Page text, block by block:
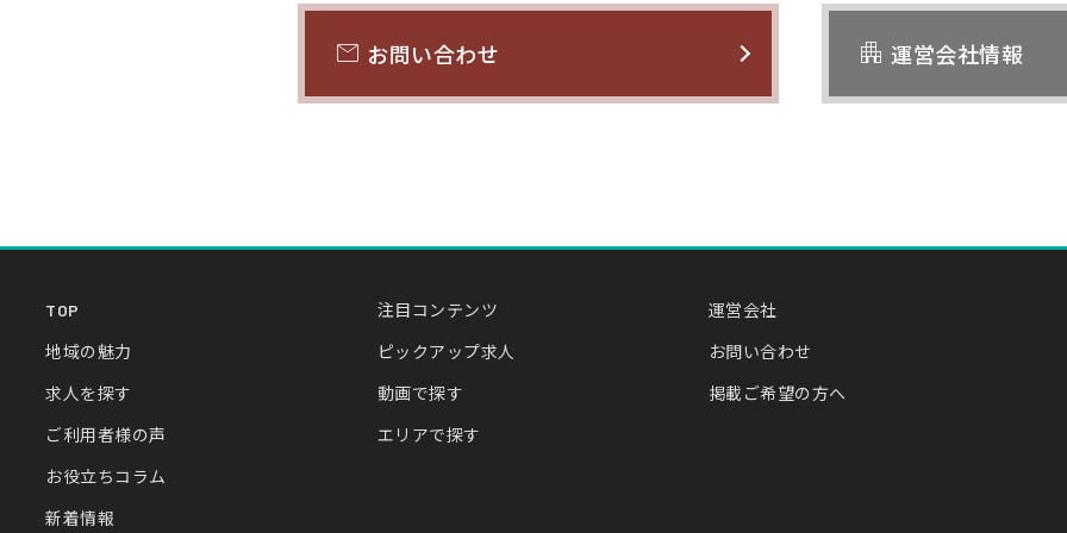
mail お問い合わせ apartment 運営会社情報
TOP
地域の魅力
求人を探す
ご利用者様の声
お役立ちコラム
新着情報
注目コンテンツ
ピックアップ求人
動画で探す
エリアで探す
運営会社
お問い合わせ
掲載ご希望の方へ